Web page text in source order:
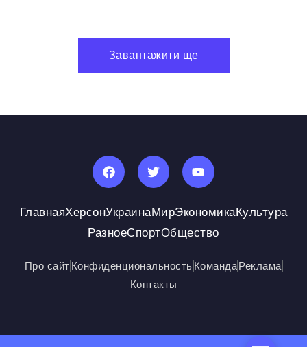
Завантажити ще
ГлавнаяХерсонУкраинаМирЭкономикаКультура
РазноеСпортОбщество
Про сайтКонфиденциональностьКомандаРеклама
Контакты